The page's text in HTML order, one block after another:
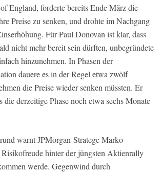
England, forderte bereits Ende März die
Preise zu senken, und drohte im Nachgang
Für Paul Donovan ist klar, dass
nicht mehr bereit sein dürften, unbegründete
hinzunehmen. In Phasen der
dauere es in der Regel etwa zwölf
die Preise wieder senken müssten. Er
die derzeitige Phase noch etwa sechs Monate
warnt JPMorgan-Stratege Marko
hinter der jüngsten Aktienrally
werde. Gegenwind durch